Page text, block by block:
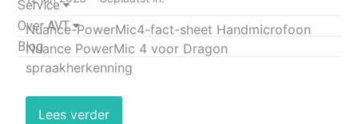
Service
Over AVT
Blog
Nuance-PowerMic4-fact-sheet Handmicrofoon
Nuance PowerMic 4 voor Dragon
spraakherkenning
Lees verder